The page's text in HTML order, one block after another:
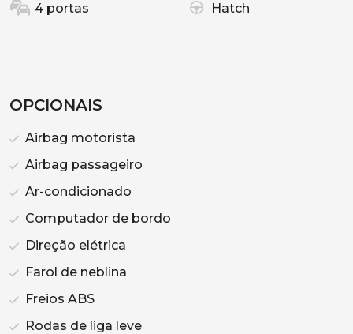
4 portas Hatch
OPCIONAIS
Airbag motorista
Airbag passageiro
Ar-condicionado
Computador de bordo
Direção elétrica
Farol de neblina
Freios ABS
Rodas de liga leve